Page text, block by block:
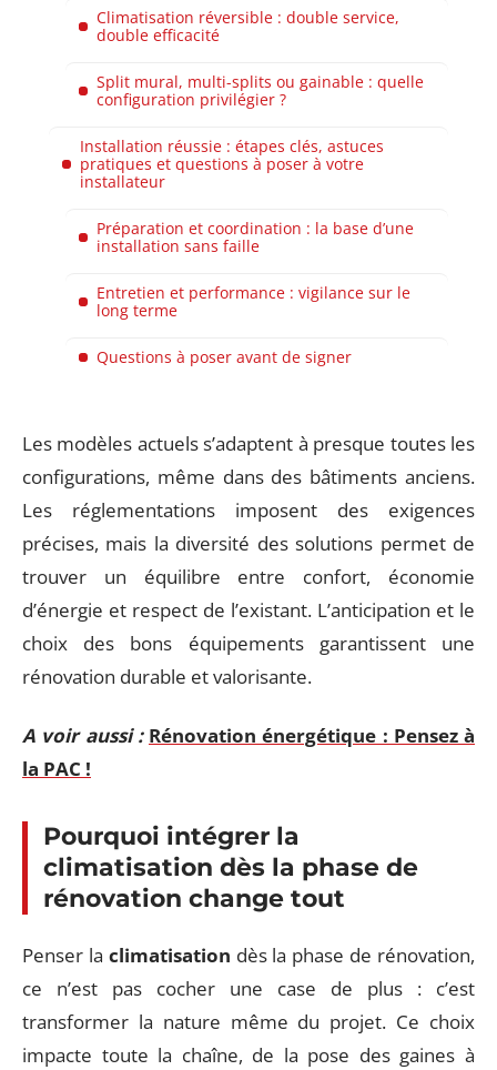
Climatisation réversible : double service,
double efficacité
Split mural, multi-splits ou gainable : quelle
configuration privilégier ?
Installation réussie : étapes clés, astuces
pratiques et questions à poser à votre
installateur
Préparation et coordination : la base d’une
installation sans faille
Entretien et performance : vigilance sur le
long terme
Questions à poser avant de signer
Les modèles actuels s’adaptent à presque toutes les
configurations, même dans des bâtiments anciens.
Les réglementations imposent des exigences
précises, mais la diversité des solutions permet de
trouver un équilibre entre confort, économie
d’énergie et respect de l’existant. L’anticipation et le
choix des bons équipements garantissent une
rénovation durable et valorisante.
A voir aussi : Rénovation énergétique : Pensez à
la PAC !
Pourquoi intégrer la
climatisation dès la phase de
rénovation change tout
Penser la climatisation dès la phase de rénovation,
ce n’est pas cocher une case de plus : c’est
transformer la nature même du projet. Ce choix
impacte toute la chaîne, de la pose des gaines à